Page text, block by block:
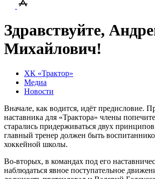
Здравствуйте,
Михайлович!
ХК «Трактор»
Медиа
Новости
Вначале, как водится, идёт предисловие.
наставника для «Трактора» члены
старались придерживаться двух
главный тренер должен быть
хоккейной школы.
Во-вторых, в командах под его
наблюдаться явное поступательное